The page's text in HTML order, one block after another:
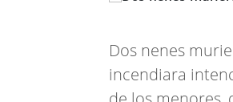
Dos nenes
incendiara